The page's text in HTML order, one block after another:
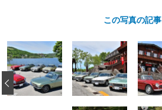
この写真の記事
‹